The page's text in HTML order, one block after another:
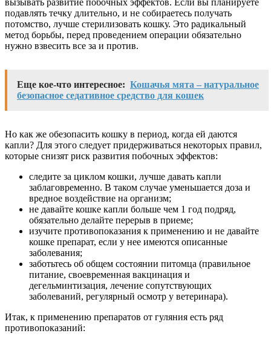
вызывать развитие побочных эффектов. Если вы планируете
подавлять течку длительно, и не собираетесь получать
потомство, лучше стерилизовать кошку. Это радикальный
метод борьбы, перед проведением операции обязательно
нужно взвесить все за и против.
Еще кое-что интересное: Кошачья мята – натуральное
безопасное седативное средство для кошек
Но как же обезопасить кошку в период, когда ей даются
капли? Для этого следует придерживаться некоторых правил,
которые снизят риск развития побочных эффектов:
следите за циклом кошки, лучше давать капли
заблаговременно. В таком случае уменьшается доза и
вредное воздействие на организм;
не давайте кошке капли больше чем 1 год подряд,
обязательно делайте перерыв в приеме;
изучите противопоказания к применению и не давайте
кошке препарат, если у нее имеются описанные
заболевания;
заботьтесь об общем состоянии питомца (правильное
питание, своевременная вакцинация и
дегельминтизация, лечение сопутствующих
заболеваний, регулярный осмотр у ветеринара).
Итак, к применению препаратов от гуляния есть ряд
противопоказаний: